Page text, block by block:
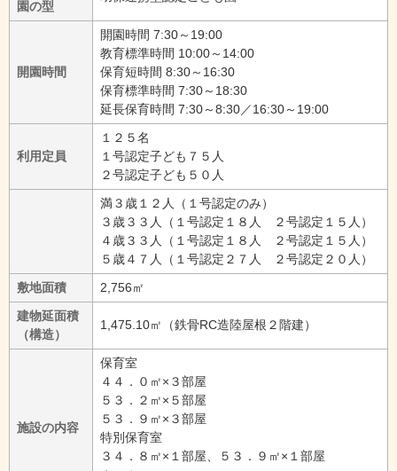
園の型
開園時間
開園時間 7:30～19:00
教育標準時間 10:00～14:00
保育短時間 8:30～16:30
保育標準時間 7:30～18:30
延長保育時間 7:30～8:30／16:30～19:00
利用定員
１２５名
１号認定子ども７５人
２号認定子ども５０人
満３歳１２人（１号認定のみ）
３歳３３人（１号認定１８人 ２号認定１５人）
４歳３３人（１号認定１８人 ２号認定１５人）
５歳４７人（１号認定２７人 ２号認定２０人）
敷地面積
2,756㎡
建物延面積
（構造）
1,475.10㎡（鉄骨RC造陸屋根２階建）
施設の内容
保育室
４４．０㎡×３部屋
５３．２㎡×５部屋
５３．９㎡×３部屋
特別保育室
３４．８㎡×１部屋、５３．９㎡×１部屋